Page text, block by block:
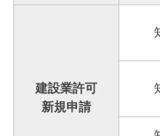
建設業許可
新規申請